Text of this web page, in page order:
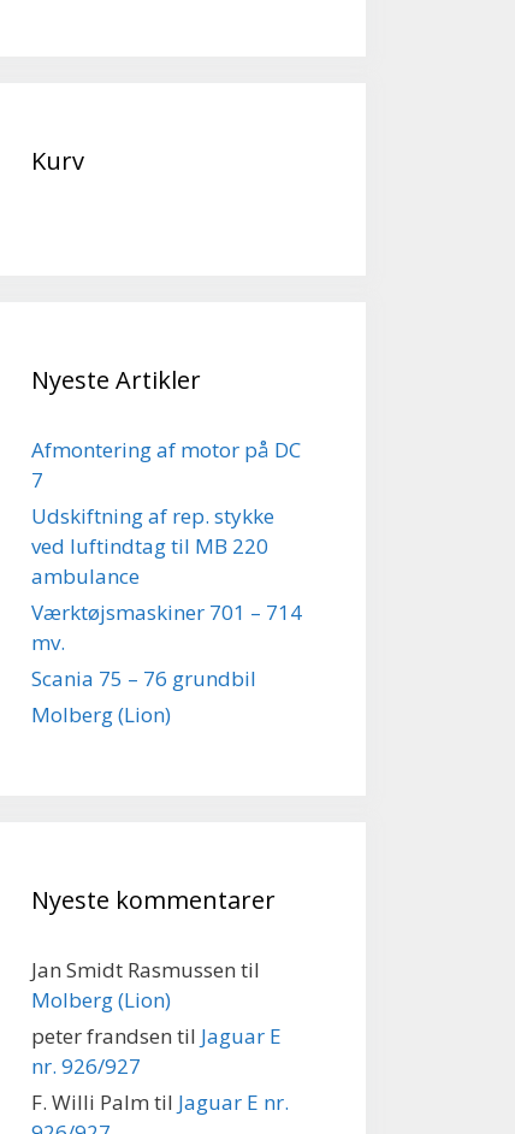
Kurv
Nyeste Artikler
Afmontering af motor på DC
7
Udskiftning af rep. stykke
ved luftindtag til MB 220
ambulance
Værktøjsmaskiner 701 – 714
mv.
Scania 75 – 76 grundbil
Molberg (Lion)
Nyeste kommentarer
Jan Smidt Rasmussen til
Molberg (Lion)
peter frandsen til Jaguar E
nr. 926/927
F. Willi Palm til Jaguar E nr.